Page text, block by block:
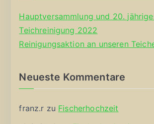
Hauptversammlung und 20.
Teichreinigung 2022
Reinigungsaktion an unseren
Neueste Kommentare
franz.r zu Fischerhochzeit